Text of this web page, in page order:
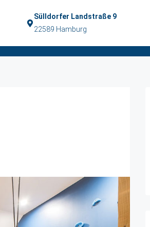
Sülldorfer Landstraße 9
22589 Hamburg